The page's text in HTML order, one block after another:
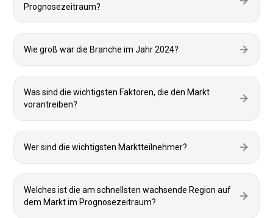
Prognosezeitraum?
Wie groß war die Branche im Jahr 2024?
Was sind die wichtigsten Faktoren, die den Markt
vorantreiben?
Wer sind die wichtigsten Marktteilnehmer?
Welches ist die am schnellsten wachsende Region auf
dem Markt im Prognosezeitraum?